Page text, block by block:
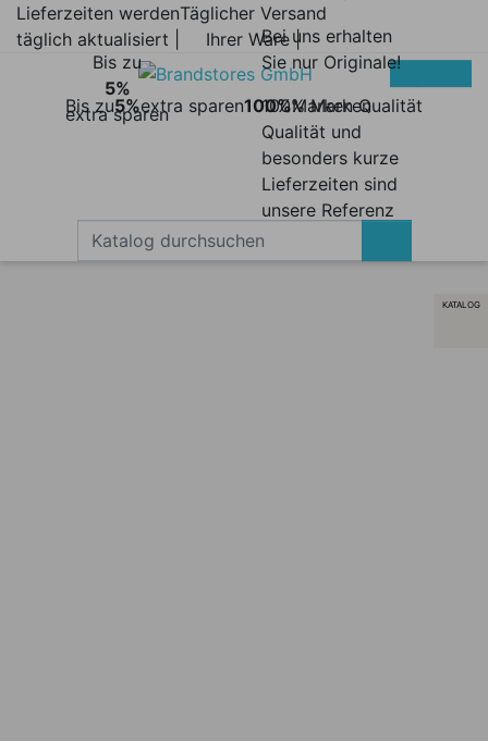
Lieferzeiten werden
täglich aktualisiert |
Täglicher Versand
Ihrer Ware |
Bis zu5%extra sparen
Bis zu
5%
extra sparen
100%Marken Qualität
Bei uns erhalten
Sie nur Originale!
100% Marken
Qualität und
besonders kurze
Lieferzeiten sind
unsere Referenz
KATALOG